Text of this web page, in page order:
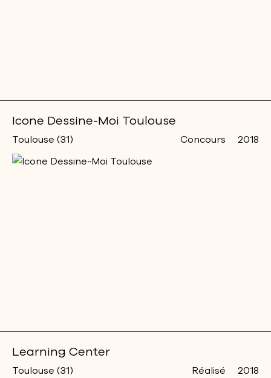
Icone Dessine-Moi Toulouse
Concours
Toulouse (31) 2018
Learning Center
Réalisé
Toulouse (31) 2018